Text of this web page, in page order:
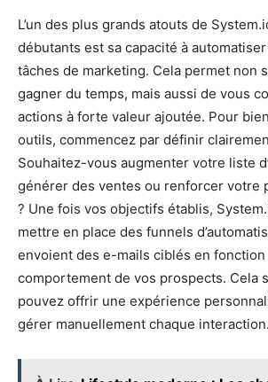
L’un des plus grands atouts de
débutants est sa capacité à
tâches de marketing. Cela permet non
gagner du temps, mais aussi de vous
actions à forte valeur ajoutée. Pour
outils, commencez par définir
Souhaitez-vous augmenter votre liste
générer des ventes ou renforcer votre
? Une fois vos objectifs établis,
mettre en place des funnels
envoient des e-mails ciblés en fonction
comportement de vos prospects. Cela
pouvez offrir une expérience
gérer manuellement chaque interaction.